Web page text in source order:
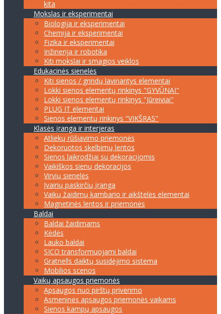
kita
Mokslas ir eksperimentai
Biologija ir eksperimentai
Chemija ir eksperimentai
Fizika ir eksperimentai
Inžinerija ir robotika
Kiti mokslai ir smagios veiklos
Edukacinės sienelės
Kiti sienos / grindų lavinantys elementai
Lokki sienos elementų rinkinys "GYVŪNAI"
Lokki sienos elementų rinkinys "Jūreiviai"
PLUG IT elementai
Sienos elementų rinkinys "VIKŠRAS"
Klasės įranga ir interjeras
Atliekų rūšiavimo priemonės
Dekoruotos skelbimų lentos
Sienos laikrodžiai su dekoracijomis
Vaikiškos sienų dekoracijos
Virvių sienelės
Įvairių paskirčių įranga
Vaikų žaidimų kambario ir aikštelės elementai
Magnetinės lentos ir priemonės
Baldai
Baldai žaidimams
Kėdės
Lauko baldai
SICO transformuojami baldai
Gratnells daiktų susidėjimo sistema
Mobilios scenos
Vaikų apsaugos priemonės
Apsaugos nuo pirštų privėrimo
Asmeninės apsaugos priemonės vaikams
Sienos kampų apsaugos